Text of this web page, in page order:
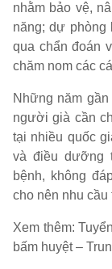
nhằm bảo vệ,
năng; dự phòng
qua chẩn đoán
chăm nom các
Những năm
người già cần
tại nhiều quốc
và điều dưỡng
bệnh, không
cho nên nhu
Xem thêm:
bấm huyệt –